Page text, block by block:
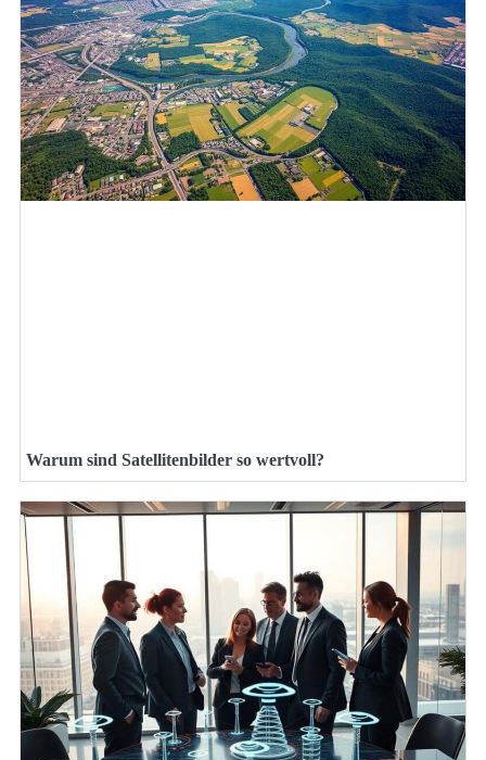
Warum sind Satellitenbilder so wertvoll?